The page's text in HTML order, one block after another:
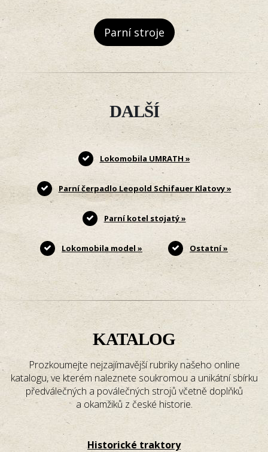
Parní stroje
DALŠÍ
Lokomobila UMRATH »
Parní čerpadlo Leopold Schifauer Klatovy »
Parní kotel stojatý »
Lokomobila model » Ostatní »
KATALOG
Prozkoumejte nejzajímavější rubriky našeho online
katalogu, ve kterém naleznete soukromou a unikátní sbírku
předválečných a poválečných strojů včetně doplňků
a okamžiků z české historie.
Historické traktory